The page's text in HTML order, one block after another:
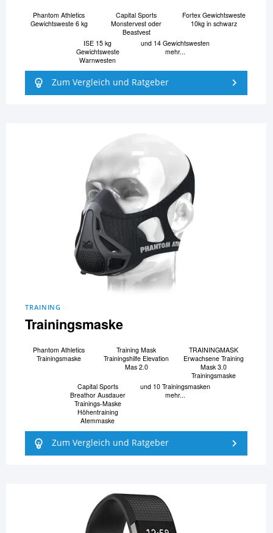
Phantom Athletics
Gewichtsweste 6 kg
Capital Sports
Monstervest oder
Beastvest
Fortex Gewichtsweste
10kg in schwarz
ISE 15 kg
Gewichtsweste
Warnwesten
und 14 Gewichtswesten
mehr...
Zum Vergleich und Ratgeber
TRAINING
Trainingsmaske
Phantom Athletics
Trainingsmaske
Training Mask
Trainingshilfe Elevation
Mas 2.0
TRAININGMASK
Erwachsene Training
Mask 3.0
Trainingsmaske
Capital Sports
Breathor Ausdauer
Trainings-Maske
Höhentraining
Atemmaske
und 10 Trainingsmasken
mehr...
Zum Vergleich und Ratgeber